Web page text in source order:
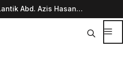
Abd. Azis Hasan